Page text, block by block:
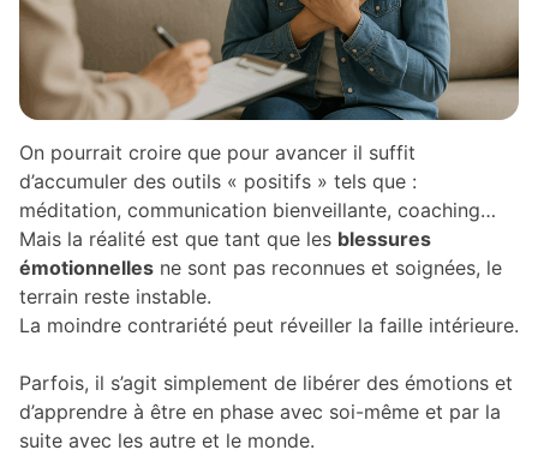
On pourrait croire que pour avancer il suffit
d’accumuler des outils « positifs » tels que :
méditation, communication bienveillante, coaching…
Mais la réalité est que tant que les blessures
émotionnelles ne sont pas reconnues et soignées, le
terrain reste instable.
La moindre contrariété peut réveiller la faille intérieure.
Parfois, il s’agit simplement de libérer des émotions et
d’apprendre à être en phase avec soi-même et par la
suite avec les autre et le monde.